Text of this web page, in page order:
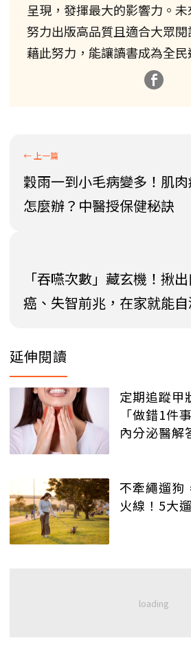
呈現，發揮最大的影響力。
努力出版高品質且適合大眾
藉此努力，能讓讀書成為全民
穀雨一到小毛病變多！肌
怎麼辦？中醫授保健秘訣
「吞嚥次數」藏玄機！揪
癌、失智前兆，在家就能
延伸閱讀
定期追蹤甲
「做錯1件
內分泌醫解
不牽繩遛狗
火線！5大